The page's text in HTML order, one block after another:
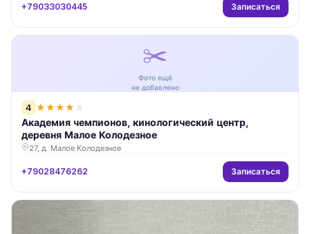
+79033030445 Записаться
✂️
Фото ещё
не добавлено
4 ★★★★ ★
Академия чемпионов, кинологический центр,
деревня Малое Колодезное
27, д. Малое Колодезное
+79028476262 Записаться